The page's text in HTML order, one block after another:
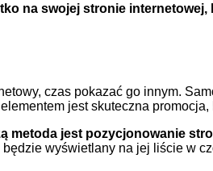
na swojej stronie internetowej,
czas pokazać go innym.
jest skuteczna
metoda jest pozycjonowanie
wyświetlany na jej liście w